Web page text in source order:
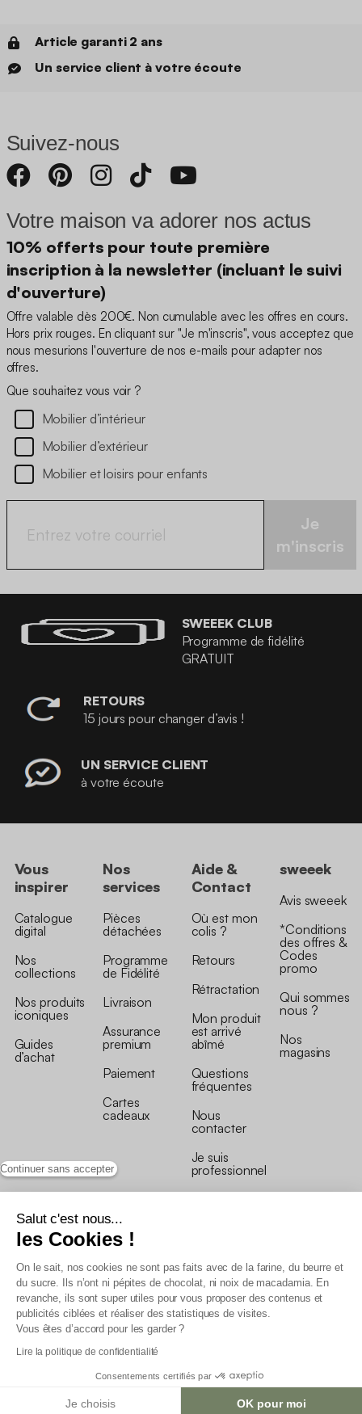
Continuer sans accepter
Salut c'est nous...
les Cookies !
On le sait, nos cookies ne sont pas faits avec de la farine, du beurre et
du sucre. Ils n’ont ni pépites de chocolat, ni noix de macadamia. En
revanche, ils sont super utiles pour vous proposer des contenus et
publicités ciblées et réaliser des statistiques de visites.
Vous êtes d’accord pour les garder ?
Lire la politique de confidentialité
Consentements certifiés par
Je choisis OK pour moi
Article garanti 2 ans
Un service client à votre écoute
Suivez-nous
Votre maison va adorer nos actus
10% offerts pour toute première
inscription à la newsletter (incluant le suivi
d'ouverture)
Offre valable dès 200€. Non cumulable avec les offres en cours.
Hors prix rouges. En cliquant sur "Je m'inscris", vous acceptez que
nous mesurions l'ouverture de nos e-mails pour adapter nos
offres.
Que souhaitez vous voir ?
Mobilier d’intérieur
Mobilier d’extérieur
Mobilier et loisirs pour enfants
Je
m'inscris
SWEEEK CLUB
Programme de fidélité
GRATUIT
RETOURS
15 jours pour changer d’avis !
UN SERVICE CLIENT
à votre écoute
Vous
inspirer
Catalogue
digital
Nos
collections
Nos produits
iconiques
Guides
d’achat
Nos
services
Pièces
détachées
Programme
de Fidélité
Livraison
Assurance
premium
Paiement
Cartes
cadeaux
Aide &
Contact
Où est mon
colis ?
Retours
Rétractation
Mon produit
est arrivé
abîmé
Questions
fréquentes
Nous
contacter
Je suis
professionnel
sweeek
Avis sweeek
*Conditions
des offres &
Codes
promo
Qui sommes
nous ?
Nos
magasins
Conditions générales de vente
Conditions générales du programme de fidélité
Charte de données personnelles
Conditions générales de vente Pro
Déclaration d’accessibilité